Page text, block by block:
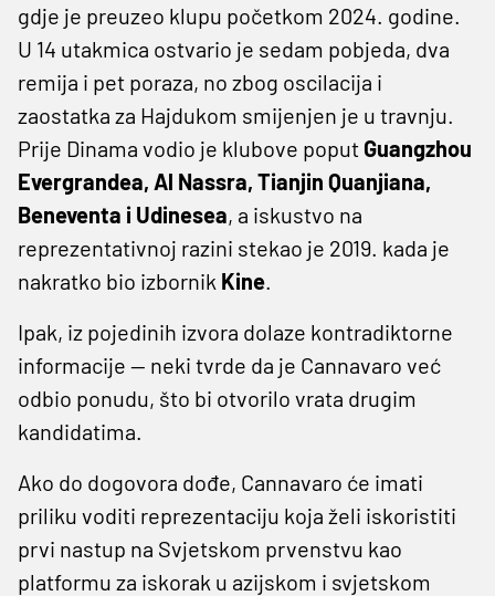
gdje je preuzeo klupu početkom 2024. godine.
U 14 utakmica ostvario je sedam pobjeda, dva
remija i pet poraza, no zbog oscilacija i
zaostatka za Hajdukom smijenjen je u travnju.
Prije Dinama vodio je klubove poput Guangzhou
Evergrandea, Al Nassra, Tianjin Quanjiana,
Beneventa i Udinesea, a iskustvo na
reprezentativnoj razini stekao je 2019. kada je
nakratko bio izbornik Kine.
Ipak, iz pojedinih izvora dolaze kontradiktorne
informacije — neki tvrde da je Cannavaro već
odbio ponudu, što bi otvorilo vrata drugim
kandidatima.
Ako do dogovora dođe, Cannavaro će imati
priliku voditi reprezentaciju koja želi iskoristiti
prvi nastup na Svjetskom prvenstvu kao
platformu za iskorak u azijskom i svjetskom